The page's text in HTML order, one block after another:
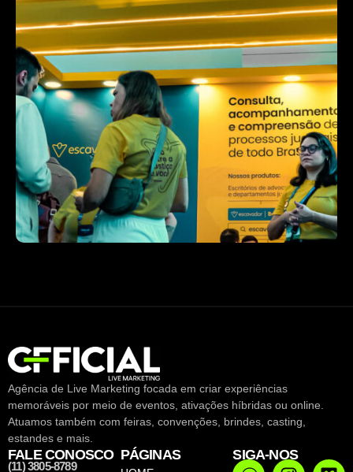
Agência de Live Marketing focada em criar experiências
memoráveis por meio de eventos, ativações híbridas ou online.
Atuamos também com feiras, convenções, brindes, casting,
estandes e mais.
FALE CONOSCO
(11) 3805-8789
PÁGINAS SIGA-NOS